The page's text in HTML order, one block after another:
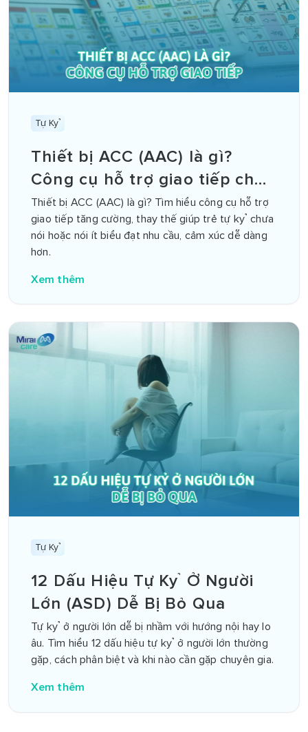
Tự Kỷ
Thiết bị ACC (AAC) là gì?
Công cụ hỗ trợ giao tiếp cho
trẻ tự kỷ
Thiết bị ACC (AAC) là gì? Tìm hiểu công cụ hỗ trợ
giao tiếp tăng cường, thay thế giúp trẻ tự kỷ chưa
nói hoặc nói ít biểu đạt nhu cầu, cảm xúc dễ dàng
hơn.
Xem thêm
Tự Kỷ
12 Dấu Hiệu Tự Kỷ Ở Người
Lớn (ASD) Dễ Bị Bỏ Qua
Tự kỷ ở người lớn dễ bị nhầm với hướng nội hay lo
âu. Tìm hiểu 12 dấu hiệu tự kỷ ở người lớn thường
gặp, cách phân biệt và khi nào cần gặp chuyên gia.
Xem thêm